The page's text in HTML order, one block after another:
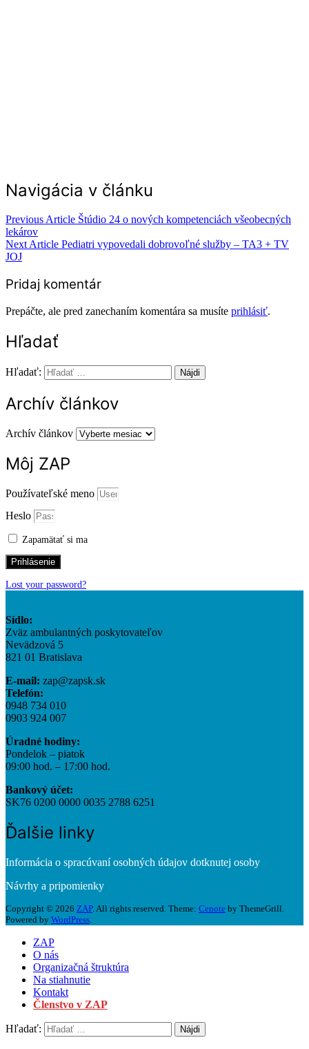
Navigácia v článku
Previous Article Štúdio 24 o nových kompetenciách všeobecných
lekárov
Next Article Pediatri vypovedali dobrovoľné služby – TA3 + TV
JOJ
Pridaj komentár
Prepáčte, ale pred zanechaním komentára sa musíte prihlásiť.
Hľadať
Hľadať:
Archív článkov
Archív článkov
Môj ZAP
Používateľské meno
Heslo
Zapamätať si ma
Prihlásenie
Lost your password?
Sídlo:
Zväz ambulantných poskytovateľov
Nevädzová 5
821 01 Bratislava
E-mail: zap@zapsk.sk
Telefón:
0948 734 010
0903 924 007
Úradné hodiny:
Pondelok – piatok
09:00 hod. – 17:00 hod.
Bankový účet:
SK76 0200 0000 0035 2788 6251
Ďalšie linky
Informácia o spracúvaní osobných údajov dotknutej osoby
Návrhy a pripomienky
Copyright © 2026 ZAP. All rights reserved. Theme: Cenote by ThemeGrill.
Powered by WordPress.
ZAP
O nás
Organizačná štruktúra
Na stiahnutie
Kontakt
Členstvo v ZAP
Hľadať: